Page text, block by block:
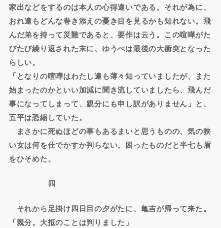
家出などをするのは本人の心得違いである。それが為に、
おれ達もどんな巻き添えの憂き目を見るかも知れない。飛
んだ弟を持って災難であると、要作は云う。この喧曄がた
びたび繰り返された末に、ゆうべは最後の大衝突となった
らしい。
「となりの喧嘩はわたし達も薄々知っていましたが、また
始まったのかといい加減に聞き流していましたら、飛んだ
事になってしまって、親分にも申し訳がありません」と、
五平は恐縮していた。
まさかに死ぬほどの事もあるまいと思うものの、気の狭
い女は何を仕でかすか判らない。困ったものだと半七も眉
をひそめた。
四
それから足掛け四日目の夕がたに、亀吉が帰って来た。
「親分。大抵のことは判りました」